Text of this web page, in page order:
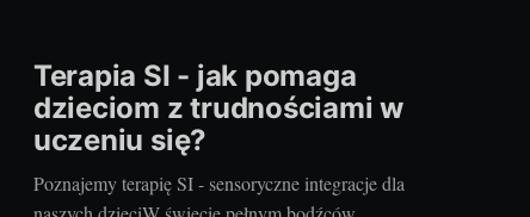
Terapia SI - jak pomaga
dzieciom z trudnościami w
uczeniu się?
Poznajemy terapię SI - sensoryczne integracje dla